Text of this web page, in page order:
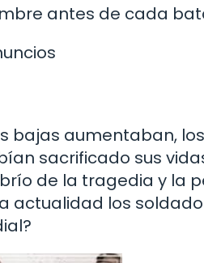
antes de cada
bajas aumentaban,
sacrificado sus
de la tragedia y la
actualidad los